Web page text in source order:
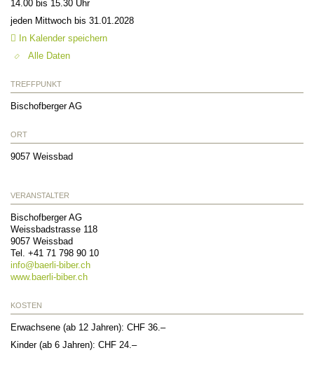
14.00 bis 15.30 Uhr
jeden Mittwoch bis 31.01.2028
In Kalender speichern
Alle Daten
TREFFPUNKT
Bischofberger AG
ORT
9057 Weissbad
VERANSTALTER
Bischofberger AG
Weissbadstrasse 118
9057 Weissbad
Tel. +41 71 798 90 10
info@ baerli-biber.ch
www.baerli-biber.ch
KOSTEN
Erwachsene (ab 12 Jahren): CHF 36.–
Kinder (ab 6 Jahren): CHF 24.–